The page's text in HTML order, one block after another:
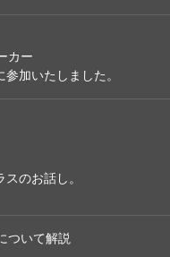
カー
加いたしました。
のお話し。
ついて解説